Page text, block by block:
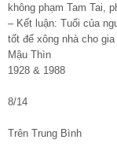
không phạm Tam Tai,
– Kết luận: Tuổi của
tốt để xông nhà cho
Mậu Thìn
1928 & 1988
8/14
Trên Trung Bình